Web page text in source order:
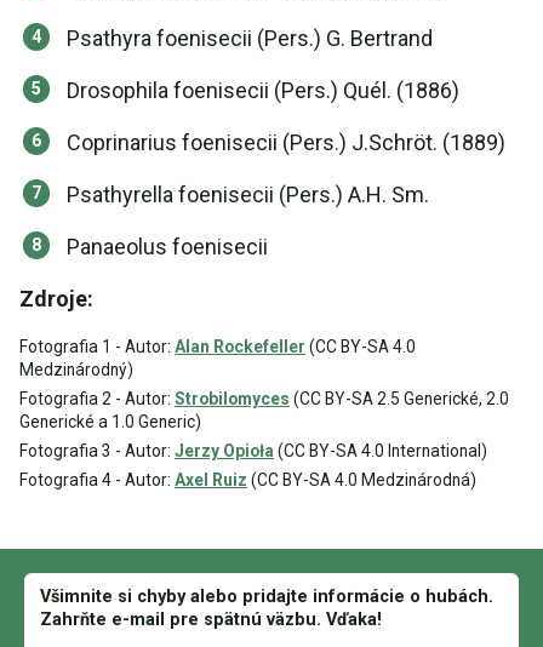
Psathyra foenisecii (Pers.) G. Bertrand
Drosophila foenisecii (Pers.) Quél. (1886)
Coprinarius foenisecii (Pers.) J.Schröt. (1889)
Psathyrella foenisecii (Pers.) A.H. Sm.
Panaeolus foenisecii
Zdroje:
Fotografia 1 - Autor: Alan Rockefeller (CC BY-SA 4.0
Medzinárodný)
Fotografia 2 - Autor: Strobilomyces (CC BY-SA 2.5 Generické, 2.0
Generické a 1.0 Generic)
Fotografia 3 - Autor: Jerzy Opioła (CC BY-SA 4.0 International)
Fotografia 4 - Autor: Axel Ruiz (CC BY-SA 4.0 Medzinárodná)